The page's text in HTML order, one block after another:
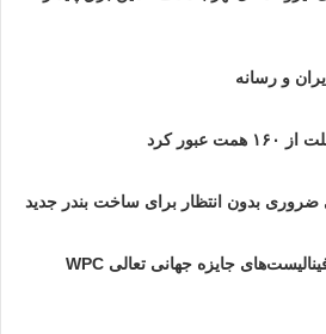
و رسانه
كرد
پتروشیمی نوری در جمع فینالیست‌های جایزه جهانی تعالی WPC